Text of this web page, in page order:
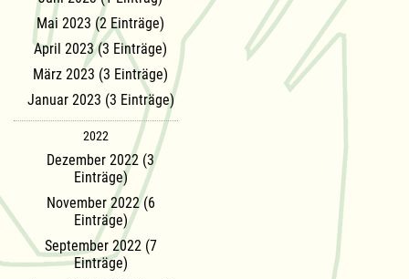
Mai 2023 (2 Einträge)
April 2023 (3 Einträge)
März 2023 (3 Einträge)
Januar 2023 (3 Einträge)
2022
Dezember 2022 (3
Einträge)
November 2022 (6
Einträge)
September 2022 (7
Einträge)